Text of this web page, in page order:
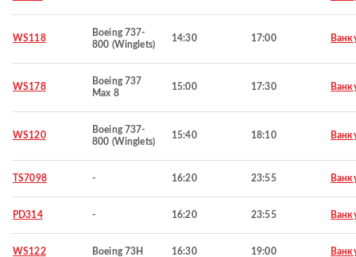
WS118
Boeing 737-
800 (Winglets)
14:30 17:00
WS178
Boeing 737
Max 8
15:00 17:30
WS120
Boeing 737-
800 (Winglets)
15:40 18:10
TS7098 - 16:20 23:55
PD314 - 16:20 23:55
WS122 Boeing 73H 16:30 19:00